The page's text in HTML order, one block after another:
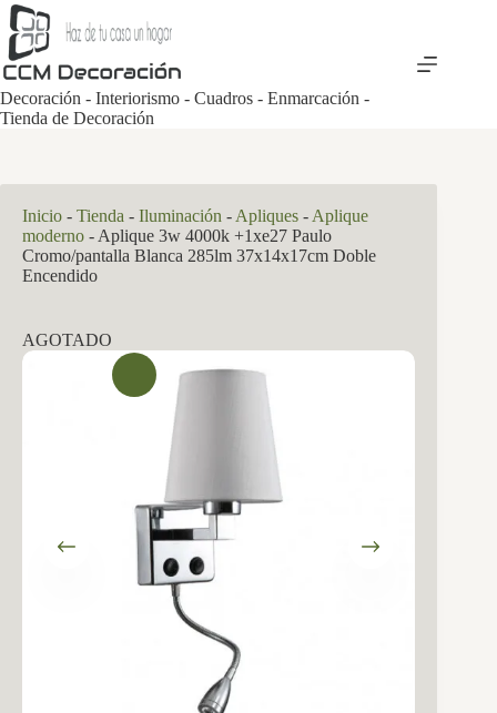
Saltar
al
contenido
Decoración - Interiorismo - Cuadros - Enmarcación -
Tienda de Decoración
Inicio - Tienda - Iluminación - Apliques - Aplique
moderno - Aplique 3w 4000k +1xe27 Paulo
Cromo/pantalla Blanca 285lm 37x14x17cm Doble
Encendido
AGOTADO